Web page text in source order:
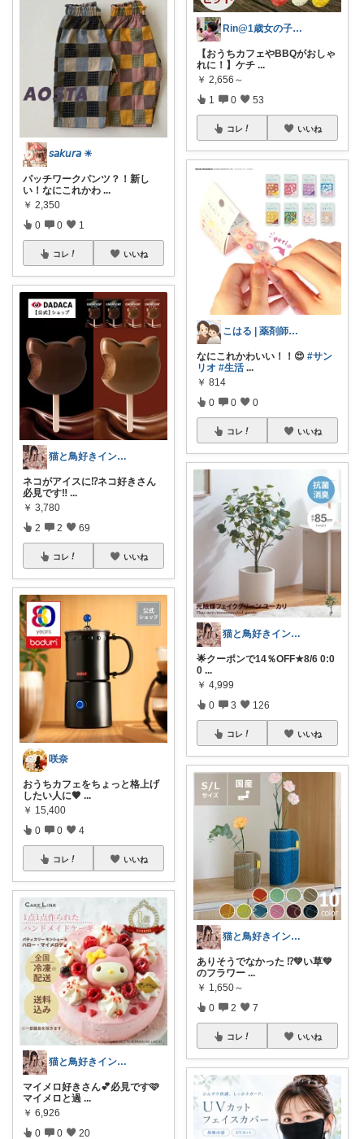
𝘴𝘢𝘬𝘶𝘳𝘢 ☀︎
パッチワークパンツ？！新し
い！なにこれかわ ...
￥ 2,350
0 0 1
コレ いいね
猫と鳥好きインテリア初心者mako
ネコがアイスに⁉️ネコ好きさん
必見です‼️ ...
￥ 3,780
2 2 69
コレ いいね
咲奈
おうちカフェをちょっと格上げ
したい人に🤎 ...
￥ 15,400
0 0 4
コレ いいね
猫と鳥好きインテリア初心者mako
マイメロ好きさん💕必見です🩷
マイメロと過 ...
￥ 6,926
0 0 20
Rin@1歳女の子ママ
【おうちカフェやBBQがおしゃ
れに！】ケチ ...
￥ 2,656～
1 0 53
コレ いいね
こはる | 薬剤師ママの暮らし
なにこれかわいい！！😍 #サン
リオ #生活 ...
￥ 814
0 0 0
コレ いいね
猫と鳥好きインテリア初心者mako
🌟クーポンで14％OFF★8/6 0:0
0 ...
￥ 4,999
0 3 126
コレ いいね
猫と鳥好きインテリア初心者mako
ありそうでなかった ⁉️💚い草💚
のフラワー ...
￥ 1,650～
0 2 7
コレ いいね